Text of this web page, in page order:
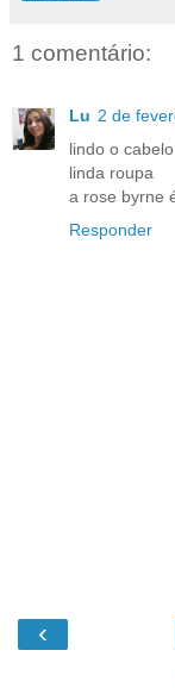
1 comentário:
Lu 2 de
lindo o cabelo
linda roupa
a rose byrne
Responder
‹